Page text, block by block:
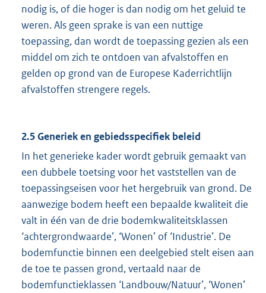
nodig is, of die hoger is dan nodig om het geluid te
weren. Als geen sprake is van een nuttige
toepassing, dan wordt de toepassing gezien als een
middel om zich te ontdoen van afvalstoffen en
gelden op grond van de Europese Kaderrichtlijn
afvalstoffen strengere regels.
2.5 Generiek en gebiedsspecifiek beleid
In het generieke kader wordt gebruik gemaakt van
een dubbele toetsing voor het vaststellen van de
toepassingseisen voor het hergebruik van grond. De
aanwezige bodem heeft een bepaalde kwaliteit die
valt in één van de drie bodemkwaliteitsklassen
‘achtergrondwaarde’, ‘Wonen’ of ‘Industrie’. De
bodemfunctie binnen een deelgebied stelt eisen aan
de toe te passen grond, vertaald naar de
bodemfunctieklassen ‘Landbouw/Natuur’, ‘Wonen’